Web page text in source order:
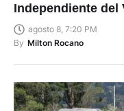
Independiente del
agosto 8, 7:20 PM
By Milton Rocano